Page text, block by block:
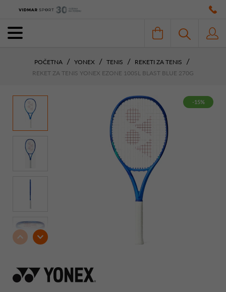
POČETNA YONEX TENIS
REKETI ZA TENIS
REKET ZA TENIS YONEX EZONE 100SL BLAST BLUE 270G
-15%